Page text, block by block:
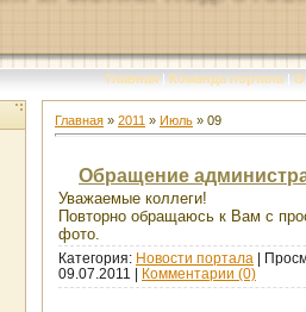
Главная | Команда портала | О
Главная » 2011 » Июль » 09
Обращение
Уважаемые коллеги!
Повторно обращаюсь к Вам с
фото.
Категория: Новости портала |
09.07.2011
Комментарии (0)